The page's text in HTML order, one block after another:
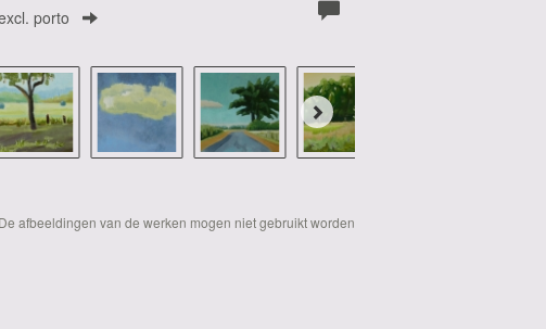
porto
afbeeldingen van de werken mogen niet gebruikt worden